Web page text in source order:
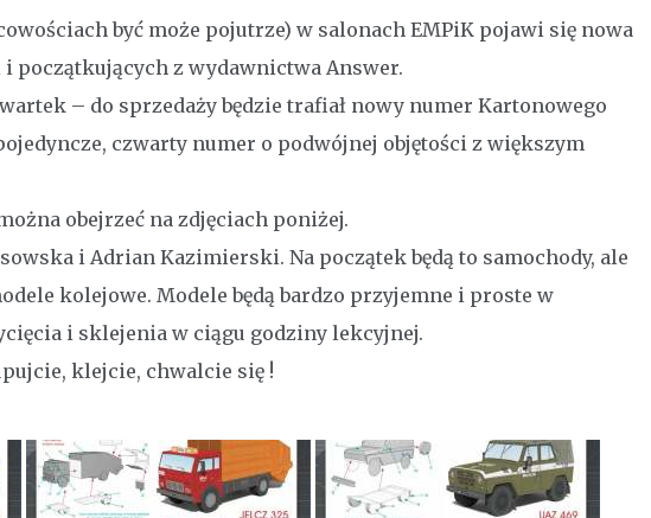
być może pojutrze) w salonach EMPiK pojawi się nowa
początkujących z wydawnictwa Answer.
– do sprzedaży będzie trafiał nowy numer Kartonowego
czwarty numer o podwójnej objętości z większym
obejrzeć na zdjęciach poniżej.
i Adrian Kazimierski. Na początek będą to samochody, ale
kolejowe. Modele będą bardzo przyjemne i proste w
i sklejenia w ciągu godziny lekcyjnej.
klejcie, chwalcie się !